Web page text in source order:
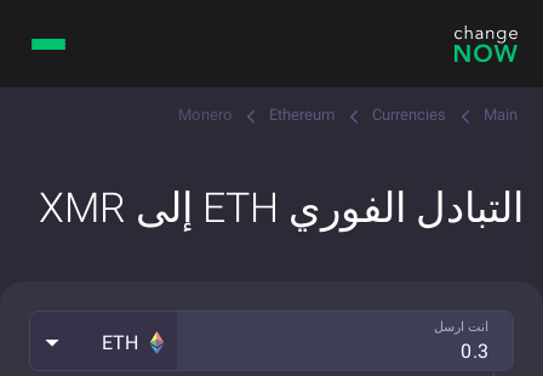
Main
Currencies
Ethereum
Monero
التبادل الفوري ETH إلى XMR
انت ارسل
ETH